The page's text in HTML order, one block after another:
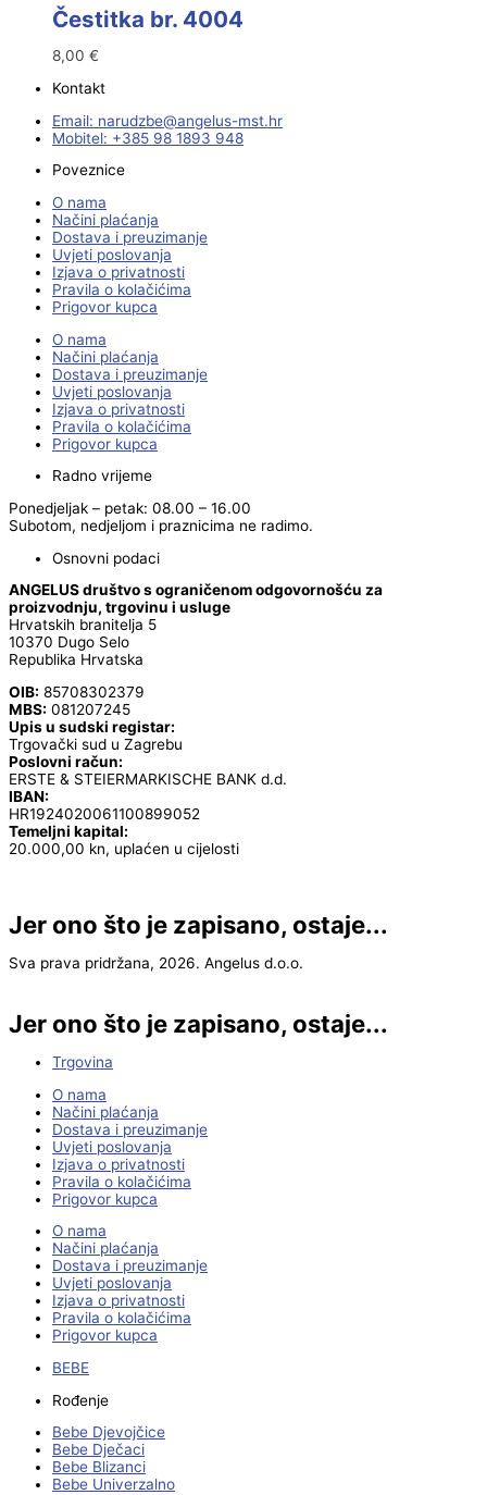
Čestitka br. 4004
8,00 €
Kontakt
Email:
rh.tsm-sulegna
@ebzduran
Mobitel: +385 98 1893 948
Poveznice
O nama
Načini plaćanja
Dostava i preuzimanje
Uvjeti poslovanja
Izjava o privatnosti
Pravila o kolačićima
Prigovor kupca
O nama
Načini plaćanja
Dostava i preuzimanje
Uvjeti poslovanja
Izjava o privatnosti
Pravila o kolačićima
Prigovor kupca
Radno vrijeme
Ponedjeljak – petak: 08.00 – 16.00
Subotom, nedjeljom i praznicima ne radimo.
Osnovni podaci
ANGELUS društvo s ograničenom odgovornošću za
proizvodnju, trgovinu i usluge
Hrvatskih branitelja 5
10370 Dugo Selo
Republika Hrvatska
OIB: 85708302379
MBS: 081207245
Upis u sudski registar:
Trgovački sud u Zagrebu
Poslovni račun:
ERSTE & STEIERMARKISCHE BANK d.d.
IBAN:
HR1924020061100899052
Temeljni kapital:
20.000,00 kn, uplaćen u cijelosti
Jer ono što je zapisano, ostaje...
Sva prava pridržana, 2026. Angelus d.o.o.
Jer ono što je zapisano, ostaje...
Trgovina
O nama
Načini plaćanja
Dostava i preuzimanje
Uvjeti poslovanja
Izjava o privatnosti
Pravila o kolačićima
Prigovor kupca
O nama
Načini plaćanja
Dostava i preuzimanje
Uvjeti poslovanja
Izjava o privatnosti
Pravila o kolačićima
Prigovor kupca
BEBE
Rođenje
Bebe Djevojčice
Bebe Dječaci
Bebe Blizanci
Bebe Univerzalno